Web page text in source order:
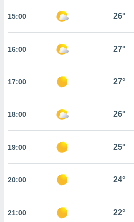
que
sean
para
ni para
no
web a
15:00 26°
16:00 27°
17:00 27°
18:00 26°
19:00 25°
20:00 24°
21:00 22°